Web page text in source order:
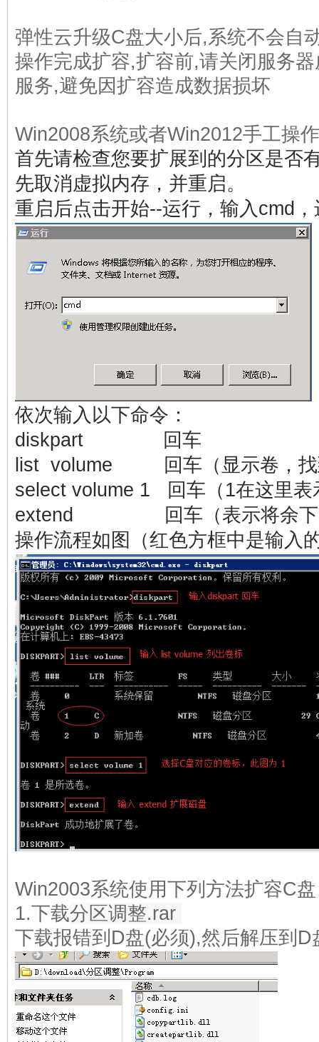
弹性云升级C盘大小后,系统不会自
操作完成扩容,扩容前,请关闭服务
服务,避免因扩容造成数据损坏
Win2008系统或者Win2012手工操
首先请检查您要扩展到的分区是否
先取消虚拟内存，并重启。
重启后点击开始--运行，输入cmd
依次输入以下命令：
diskpart 回车
list volume 回车（显示卷，找
select volume 1 回车（1在这里表
extend 回车（表示将余下的
操作流程如图（红色方框中是输入
Win2003系统使用下列方法扩容C
1.下载分区调整.rar
下载报错到D盘(必须),然后解压到D